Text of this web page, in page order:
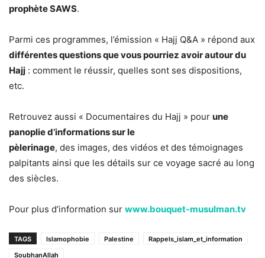
prophète SAWS.
Parmi ces programmes, l’émission « Hajj Q&A » répond aux
différentes questions que vous pourriez avoir autour du
Hajj : comment le réussir, quelles sont ses dispositions,
etc.
Retrouvez aussi « Documentaires du Hajj » pour une
panoplie d’informations sur le
pèlerinage, des images, des vidéos et des témoignages
palpitants ainsi que les détails sur ce voyage sacré au long
des siècles.
Pour plus d’information sur www.bouquet-musulman.tv
TAGS Islamophobie Palestine
Rappels_islam_et_information
SoubhanAllah